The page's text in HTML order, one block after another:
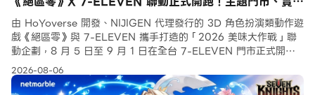
周邊登場
由 HoYoverse 開發、NIJIGEN 代理發行的 3D 角色扮演類動作遊
戲《絕區零》與 7-ELEVEN 攜手打造的「2026 美味大作戰」聯
動企劃，8 月 5 日至 9 月 1 日在全台 7-ELEVEN 門市正式開
跑！人氣角色「
2026-08-06